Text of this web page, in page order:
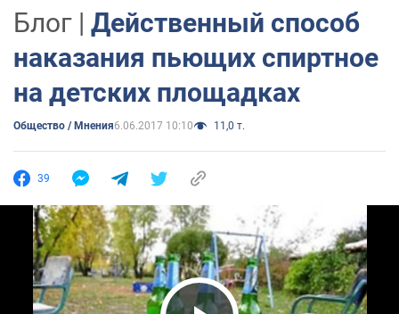
Блог | Действенный способ
наказания пьющих спиртное
на детских площадках
Общество / Мнения6.06.2017 10:10 11,0 т.
39